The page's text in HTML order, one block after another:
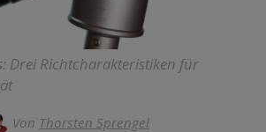
Drei Richtcharakteristiken für
Von Thorsten Sprengel